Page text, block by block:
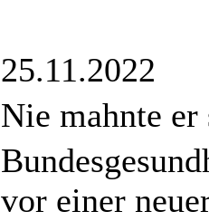
25.11.2022
Nie mahnte er
vor einer